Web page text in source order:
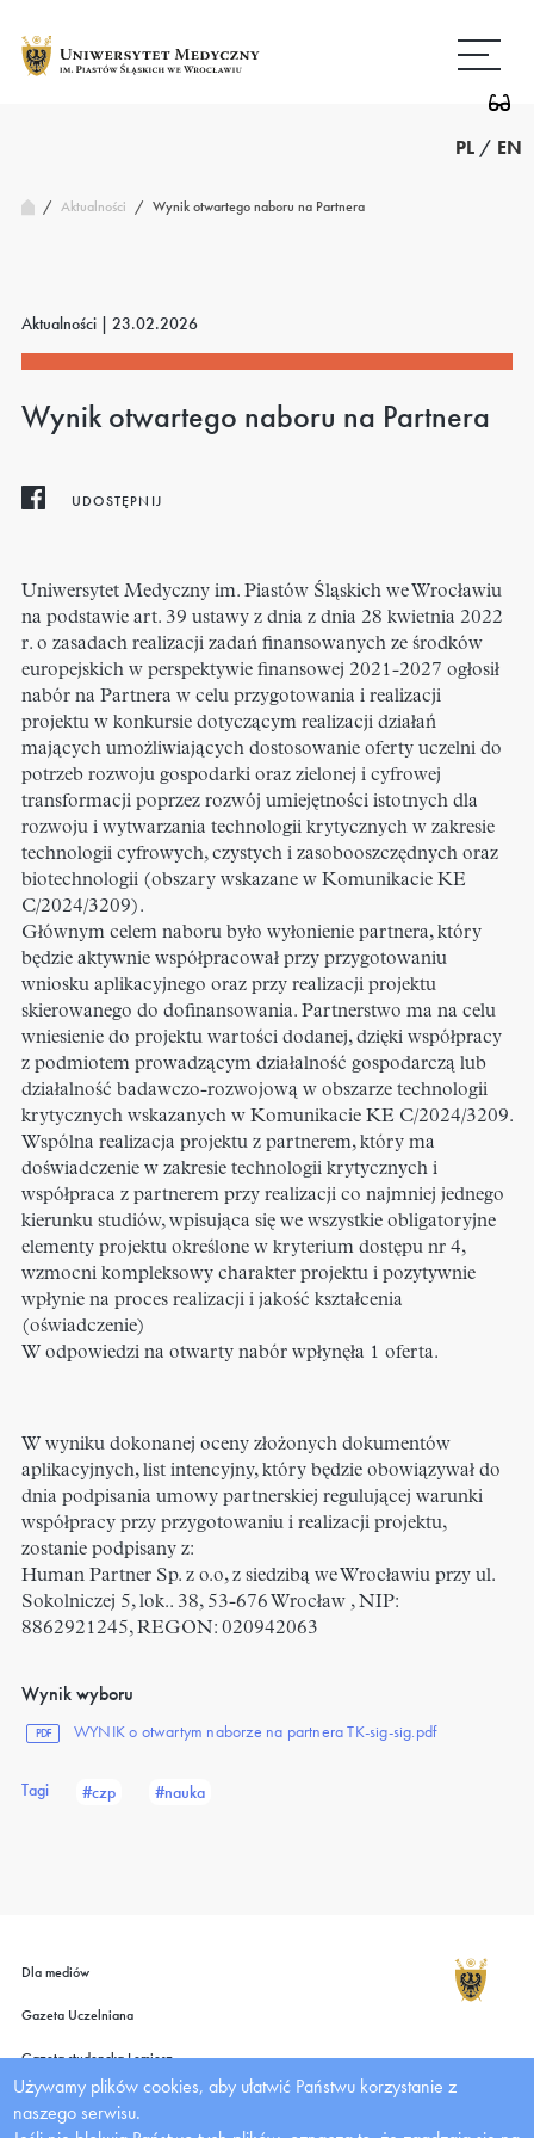
treści
strony
PL / EN
/ Aktualności / Wynik otwartego naboru na Partnera
Aktualności | 23.02.2026
Wynik otwartego naboru na Partnera
UDOSTĘPNIJ
Uniwersytet Medyczny im. Piastów Śląskich we Wrocławiu
na podstawie art. 39 ustawy z dnia z dnia 28 kwietnia 2022
r. o zasadach realizacji zadań finansowanych ze środków
europejskich w perspektywie finansowej 2021-2027 ogłosił
nabór na Partnera w celu przygotowania i realizacji
projektu w konkursie dotyczącym realizacji działań
mających umożliwiających dostosowanie oferty uczelni do
potrzeb rozwoju gospodarki oraz zielonej i cyfrowej
transformacji poprzez rozwój umiejętności istotnych dla
rozwoju i wytwarzania technologii krytycznych w zakresie
technologii cyfrowych, czystych i zasobooszczędnych oraz
biotechnologii (obszary wskazane w Komunikacie KE
C/2024/3209).
Głównym celem naboru było wyłonienie partnera, który
będzie aktywnie współpracował przy przygotowaniu
wniosku aplikacyjnego oraz przy realizacji projektu
skierowanego do dofinansowania. Partnerstwo ma na celu
wniesienie do projektu wartości dodanej, dzięki współpracy
z podmiotem prowadzącym działalność gospodarczą lub
działalność badawczo-rozwojową w obszarze technologii
krytycznych wskazanych w Komunikacie KE C/2024/3209.
Wspólna realizacja projektu z partnerem, który ma
doświadczenie w zakresie technologii krytycznych i
współpraca z partnerem przy realizacji co najmniej jednego
kierunku studiów, wpisująca się we wszystkie obligatoryjne
elementy projektu określone w kryterium dostępu nr 4,
wzmocni kompleksowy charakter projektu i pozytywnie
wpłynie na proces realizacji i jakość kształcenia
(oświadczenie)
W odpowiedzi na otwarty nabór wpłynęła 1 oferta.
W wyniku dokonanej oceny złożonych dokumentów
aplikacyjnych, list intencyjny, który będzie obowiązywał do
dnia podpisania umowy partnerskiej regulującej warunki
współpracy przy przygotowaniu i realizacji projektu,
zostanie podpisany z:
Human Partner Sp. z o.o, z siedzibą we Wrocławiu przy ul.
Sokolniczej 5, lok.. 38, 53-676 Wrocław , NIP:
8862921245, REGON: 020942063
Wynik wyboru
PDF WYNIK o otwartym naborze na partnera TK-sig-sig.pdf
Tagi #czp #nauka
Dla mediów
Gazeta Uczelniana
Gazeta studencka Lemiesz
Wydawnictwo UMW
Używamy plików cookies, aby ułatwić Państwu korzystanie z
naszego serwisu.